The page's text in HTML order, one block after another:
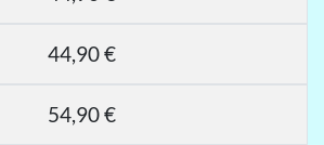
44,90 €
54,90 €